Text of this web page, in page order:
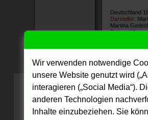
Deutschland
Darsteller:
Martina
Robert
Beschreibung
Marianne
Rostock
später
verheiratet
Wir verwenden notwendige
unsere Website genutzt wird
interagieren („Social Media“).
anderen Technologien
Inhalte einzubeziehen. Sie